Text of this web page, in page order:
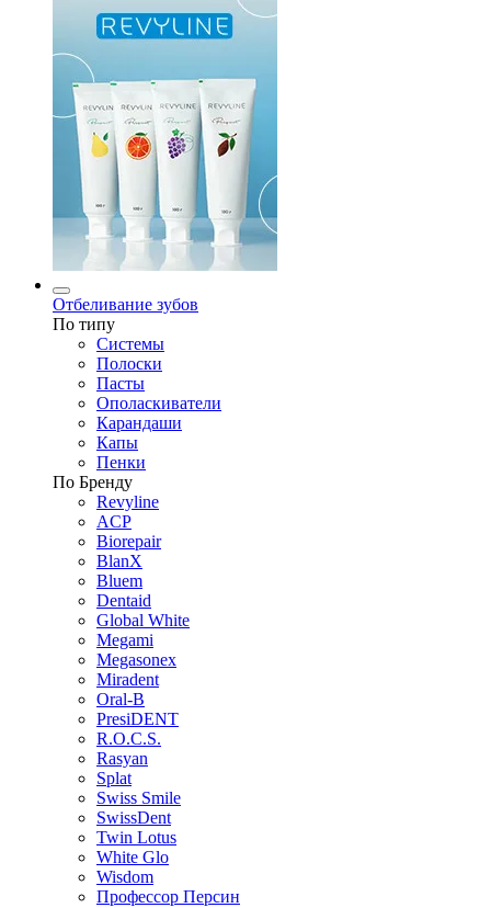
Отбеливание зубов
По типу
Системы
Полоски
Пасты
Ополаскиватели
Карандаши
Капы
Пенки
По Бренду
Revyline
ACP
Biorepair
BlanX
Bluem
Dentaid
Global White
Megami
Megasonex
Miradent
Oral-B
PresiDENT
R.O.C.S.
Rasyan
Splat
Swiss Smile
SwissDent
Twin Lotus
White Glo
Wisdom
Профессор Персин